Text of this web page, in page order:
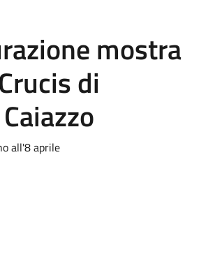
mostra
di
all'8 aprile